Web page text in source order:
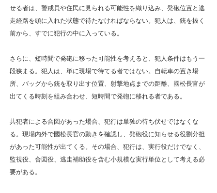
せる者は、警戒員や住民に見られる可能性を織り込み、発砲位置と逃
走経路を頭に入れた状態で待たなければならない。犯人は、銃を抜く
前から、すでに犯行の中に入っている。
さらに、短時間で発砲に移った可能性を考えると、犯人条件はもう一
段狭まる。犯人は、単に現場で待てる者ではない。自転車の置き場
所、バッグから銃を取り出す位置、射撃地点までの距離、國松長官が
出てくる時刻を組み合わせ、短時間で発砲に移れる者である。
共犯者による合図があった場合、犯行は単独の待ち伏せではなくな
る。現場内外で國松長官の動きを確認し、発砲役に知らせる役割分担
があった可能性が出てくる。その場合、犯行は、実行役だけでなく、
監視役、合図役、逃走補助役を含む小規模な実行単位として考える必
要がある。